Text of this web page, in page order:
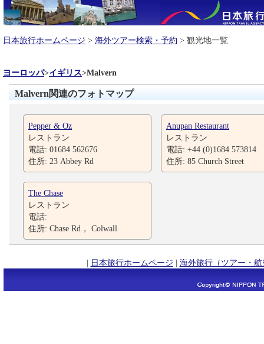
日本旅行ホームページ > 海外ツアー検索・予約 > 観光地一覧
ヨーロッパ>イギリス>Malvern
Malvern関連のフォトマップ
Pepper & Oz
レストラン
電話: 01684 562676
住所: 23 Abbey Rd
Anupan Restaurant
レストラン
電話: +44 (0)1684 573814
住所: 85 Church Street
The Chase
レストラン
電話:
住所: Chase Rd， Colwall
| 日本旅行ホームページ | 海外旅行（ツアー・航